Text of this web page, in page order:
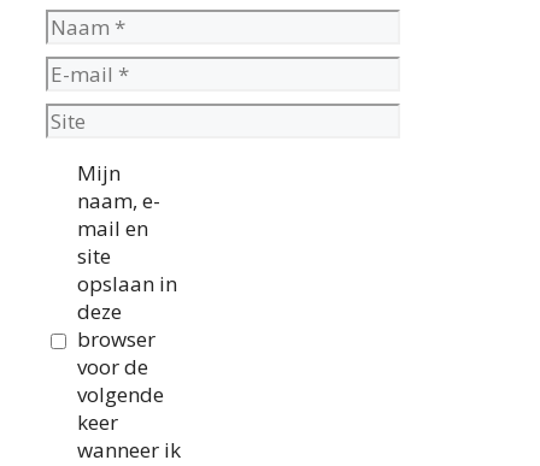
Naam
E-
mail
Site
Mijn
naam, e-
mail en
site
opslaan in
deze
browser
voor de
volgende
keer
wanneer ik